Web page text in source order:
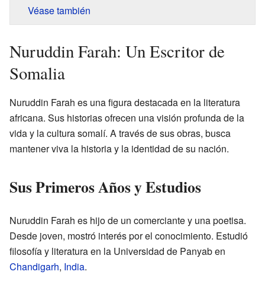
Véase también
Nuruddin Farah: Un Escritor de
Somalia
Nuruddin Farah es una figura destacada en la literatura
africana. Sus historias ofrecen una visión profunda de la
vida y la cultura somalí. A través de sus obras, busca
mantener viva la historia y la identidad de su nación.
Sus Primeros Años y Estudios
Nuruddin Farah es hijo de un comerciante y una poetisa.
Desde joven, mostró interés por el conocimiento. Estudió
filosofía y literatura en la Universidad de Panyab en
Chandigarh, India.